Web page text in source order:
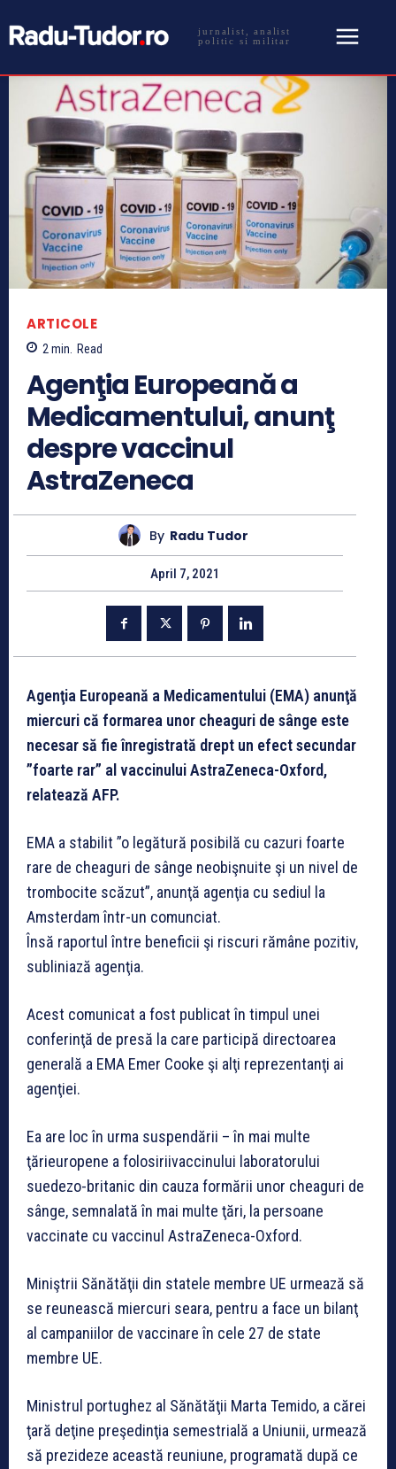
jurnalist, analist
politic si militar
ARTICOLE
2min. Read
Agenţia Europeană a
Medicamentului, anunţ
despre vaccinul
AstraZeneca
By Radu Tudor
April 7, 2021
Agenţia Europeană a Medicamentului (EMA) anunţă
miercuri că formarea unor cheaguri de sânge este
necesar să fie înregistrată drept un efect secundar
”foarte rar” al vaccinului AstraZeneca-Oxford,
relatează AFP.
EMA a stabilit ”o legătură posibilă cu cazuri foarte
rare de cheaguri de sânge neobişnuite şi un nivel de
trombocite scăzut”, anunţă agenţia cu sediul la
Amsterdam într-un comunciat.
Însă raportul între beneficii şi riscuri rămâne pozitiv,
subliniază agenţia.
Acest comunicat a fost publicat în timpul unei
conferinţă de presă la care participă directoarea
generală a EMA Emer Cooke şi alţi reprezentanţi ai
agenţiei.
Ea are loc în urma suspendării – în mai multe
ţărieuropene a folosiriivaccinului laboratorului
suedezo-britanic din cauza formării unor cheaguri de
sânge, semnalată în mai multe ţări, la persoane
vaccinate cu vaccinul AstraZeneca-Oxford.
Miniştrii Sănătăţii din statele membre UE urmează să
se reunească miercuri seara, pentru a face un bilanţ
al campaniilor de vaccinare în cele 27 de state
membre UE.
Ministrul portughez al Sănătăţii Marta Temido, a cărei
ţară deţine preşedinţia semestrială a Uniunii, urmează
să prezideze această reuniune, programată după ce